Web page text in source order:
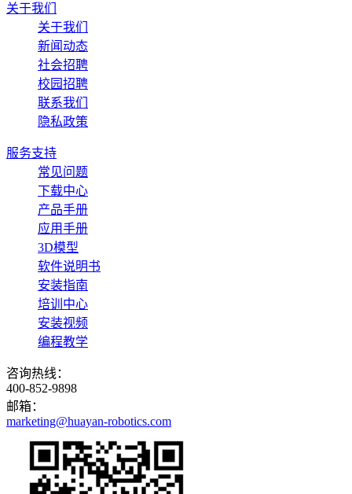
关于我们
关于我们
新闻动态
社会招聘
校园招聘
联系我们
隐私政策
服务支持
常见问题
下载中心
产品手册
应用手册
3D模型
软件说明书
安装指南
培训中心
安装视频
编程教学
咨询热线：
400-852-9898
邮箱：
marketing@huayan-robotics.com